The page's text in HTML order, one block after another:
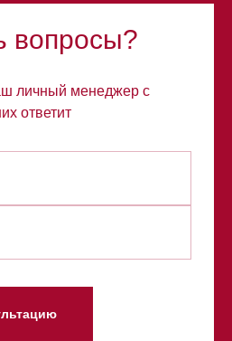
вопросы?
личный менеджер с
ответит